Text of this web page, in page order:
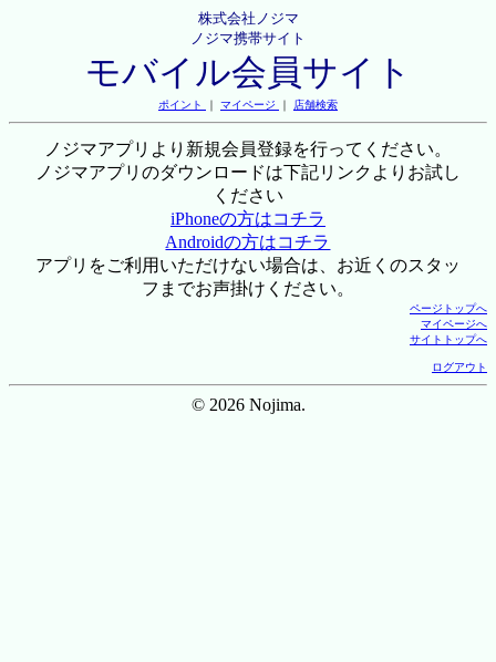
株式会社ノジマ
ノジマ携帯サイト
モバイル会員サイト
ポイント ｜ マイページ ｜ 店舗検索
ノジマアプリより新規会員登録を行ってください。
ノジマアプリのダウンロードは下記リンクよりお試し
ください
iPhoneの方はコチラ
Androidの方はコチラ
アプリをご利用いただけない場合は、お近くのスタッ
フまでお声掛けください。
ページトップへ
マイページへ
サイトトップへ
ログアウト
© 2026 Nojima.